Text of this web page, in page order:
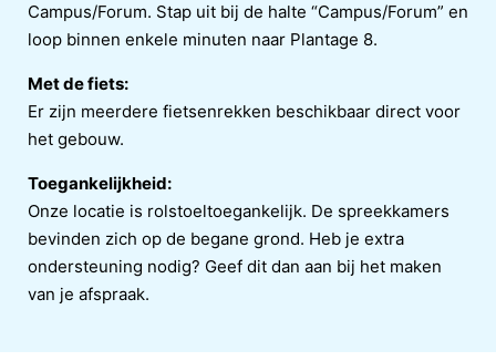
Campus/Forum. Stap uit bij de halte “Campus/Forum” en
loop binnen enkele minuten naar Plantage 8.
Met de fiets:
Er zijn meerdere fietsenrekken beschikbaar direct voor
het gebouw.
Toegankelijkheid:
Onze locatie is rolstoeltoegankelijk. De spreekkamers
bevinden zich op de begane grond. Heb je extra
ondersteuning nodig? Geef dit dan aan bij het maken
van je afspraak.